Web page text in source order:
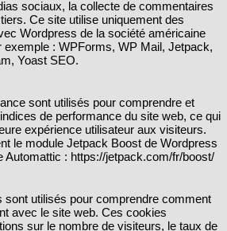
sociaux, la collecte de commentaires
Ce site utilise uniquement des
Wordpress de la société américaine
: WPForms, WP Mail, Jetpack,
Yoast SEO.
sont utilisés pour comprendre et
de performance du site web, ce qui
expérience utilisateur aux visiteurs.
le module Jetpack Boost de Wordpress
Automattic : https://jetpack.com/fr/boost/
sont utilisés pour comprendre comment
avec le site web. Ces cookies
sur le nombre de visiteurs, le taux de